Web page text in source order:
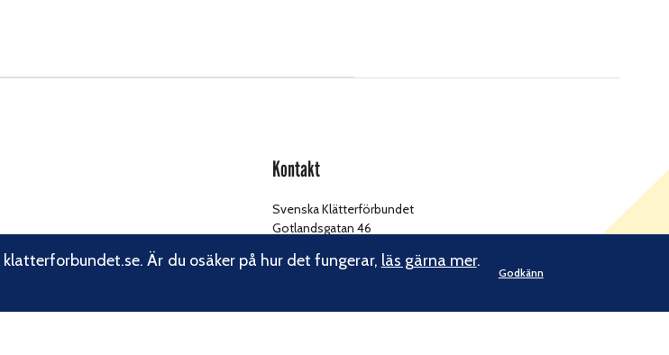
Kontakt
Svenska Klätterförbundet
Gotlandsgatan 46
Är du osäker på hur det fungerar, läs gärna mer.
Godkänn